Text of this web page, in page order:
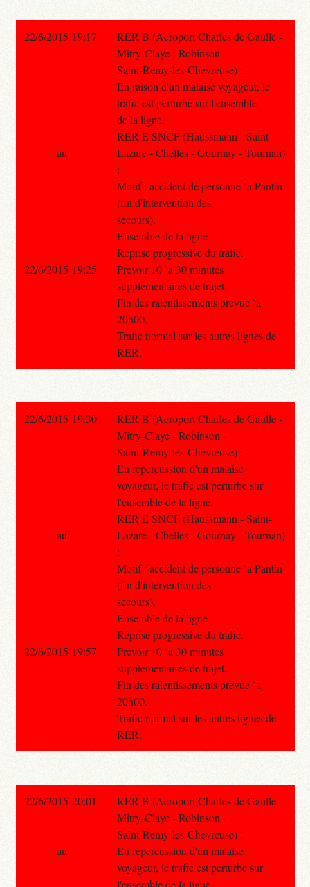
22/6/2015 19:17
RER B (Aeroport Charles de Gaulle -
Mitry-Claye - Robinson -
Saint-Remy-les-Chevreuse) :
En raison d'un malaise voyageur, le
trafic est perturbe sur l'ensemble
de la ligne.
RER E SNCF (Haussmann - Saint-
Lazare - Chelles - Gournay - Tournan)
:
Motif : accident de personne `a Pantin
(fin d'intervention des
secours).
Ensemble de la ligne
Reprise progressive du trafic.
Prevoir 10 `a 30 minutes
supplementaires de trajet.
Fin des ralentissements prevue `a
20h00.
Trafic normal sur les autres lignes de
RER.
au
22/6/2015 19:25
22/6/2015 19:30
RER B (Aeroport Charles de Gaulle -
Mitry-Claye - Robinson -
Saint-Remy-les-Chevreuse) :
En repercussion d'un malaise
voyageur, le trafic est perturbe sur
l'ensemble de la ligne.
RER E SNCF (Haussmann - Saint-
Lazare - Chelles - Gournay - Tournan)
:
Motif : accident de personne `a Pantin
(fin d'intervention des
secours).
Ensemble de la ligne
Reprise progressive du trafic.
Prevoir 10 `a 30 minutes
supplementaires de trajet.
Fin des ralentissements prevue `a
20h00.
Trafic normal sur les autres lignes de
RER.
au
22/6/2015 19:57
22/6/2015 20:01
RER B (Aeroport Charles de Gaulle -
Mitry-Claye - Robinson -
Saint-Remy-les-Chevreuse) :
En repercussion d'un malaise
voyageur, le trafic est perturbe sur
l'ensemble de la ligne.
au